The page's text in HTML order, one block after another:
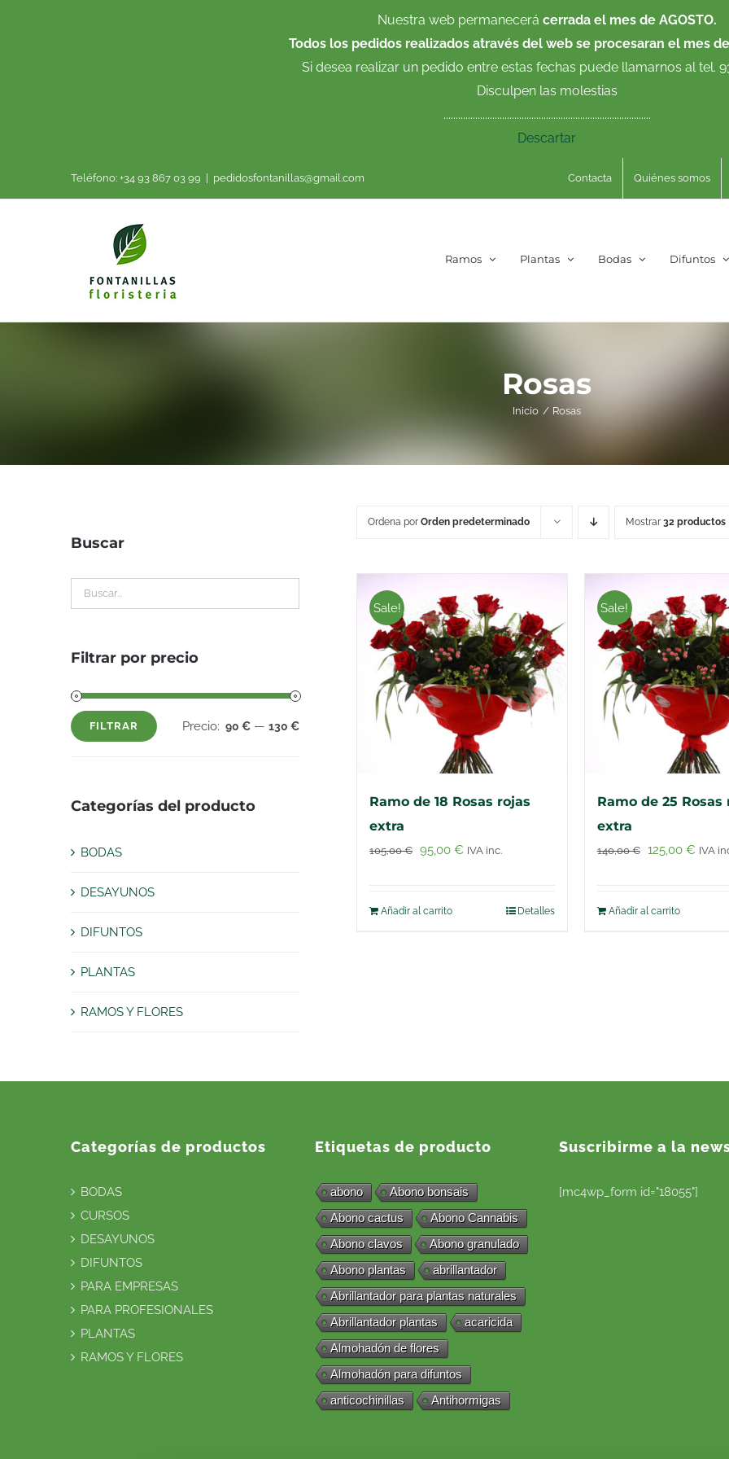
Nuestra web permanecerá cerrada el mes de AGOSTO.
Todos los pedidos realizados através del web se procesaran el mes
Si desea realizar un pedido entre estas fechas puede llamarnos al tel.
Disculpen las molestias
.....................................................................................
Descartar
Teléfono: +34 93 867 03 99 pedidosfontanillas@gmail.com Contacta Quiénes somos
Ramos Plantas Bodas Difuntos
Rosas
Inicio Rosas
Ordena por Orden predeterminado Mostrar 32 productos
Sale!
Ramo de 18 Rosas rojas
extra
105,00€ El
era:
95,00 € El
IVA inc.
Añadir al carrito Detalles
Sale!
Ramo de 25 Rosas
extra
140,00€
El
era:
125,00 €ElIVA
Añadir al carrito
Buscar
Filtrar por precio
Precio
Precio
FILTRAR Precio: 90 €— 130 €
Categorías del producto
BODAS
DESAYUNOS
DIFUNTOS
PLANTAS
RAMOS Y FLORES
Categorías de productos
BODAS
CURSOS
DESAYUNOS
DIFUNTOS
PARA EMPRESAS
PARA PROFESIONALES
PLANTAS
RAMOS Y FLORES
Etiquetas de producto
abono
Abono bonsais
Abono cactus
Abono Cannabis
Abono clavos
Abono granulado
Abono plantas
abrillantador
Abrillantador para plantas naturales
Abrillantador plantas
acaricida
Almohadón de flores
Almohadón para difuntos
anticochinillas
Antihormigas
Suscribirme a la
[mc4wp_form id="18055"]